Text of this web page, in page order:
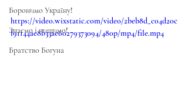
Боронимо Україну!
Знаємо і нищимо!
Братство Богуна
https://video.wixstatic.com/video/2beb8d_c04d20c
f91144ae8b33ae60279373094/480p/mp4/file.mp4